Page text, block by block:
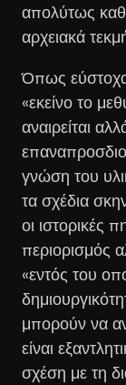
απολύτως
αρχειακά
Όπως εύστοχα
«εκείνο το
αναιρείται
γνώση του
τα σχέδια
οι ιστορικές
περιορισμός
«εντός του
μπορούν να
είναι
σχέση με τη